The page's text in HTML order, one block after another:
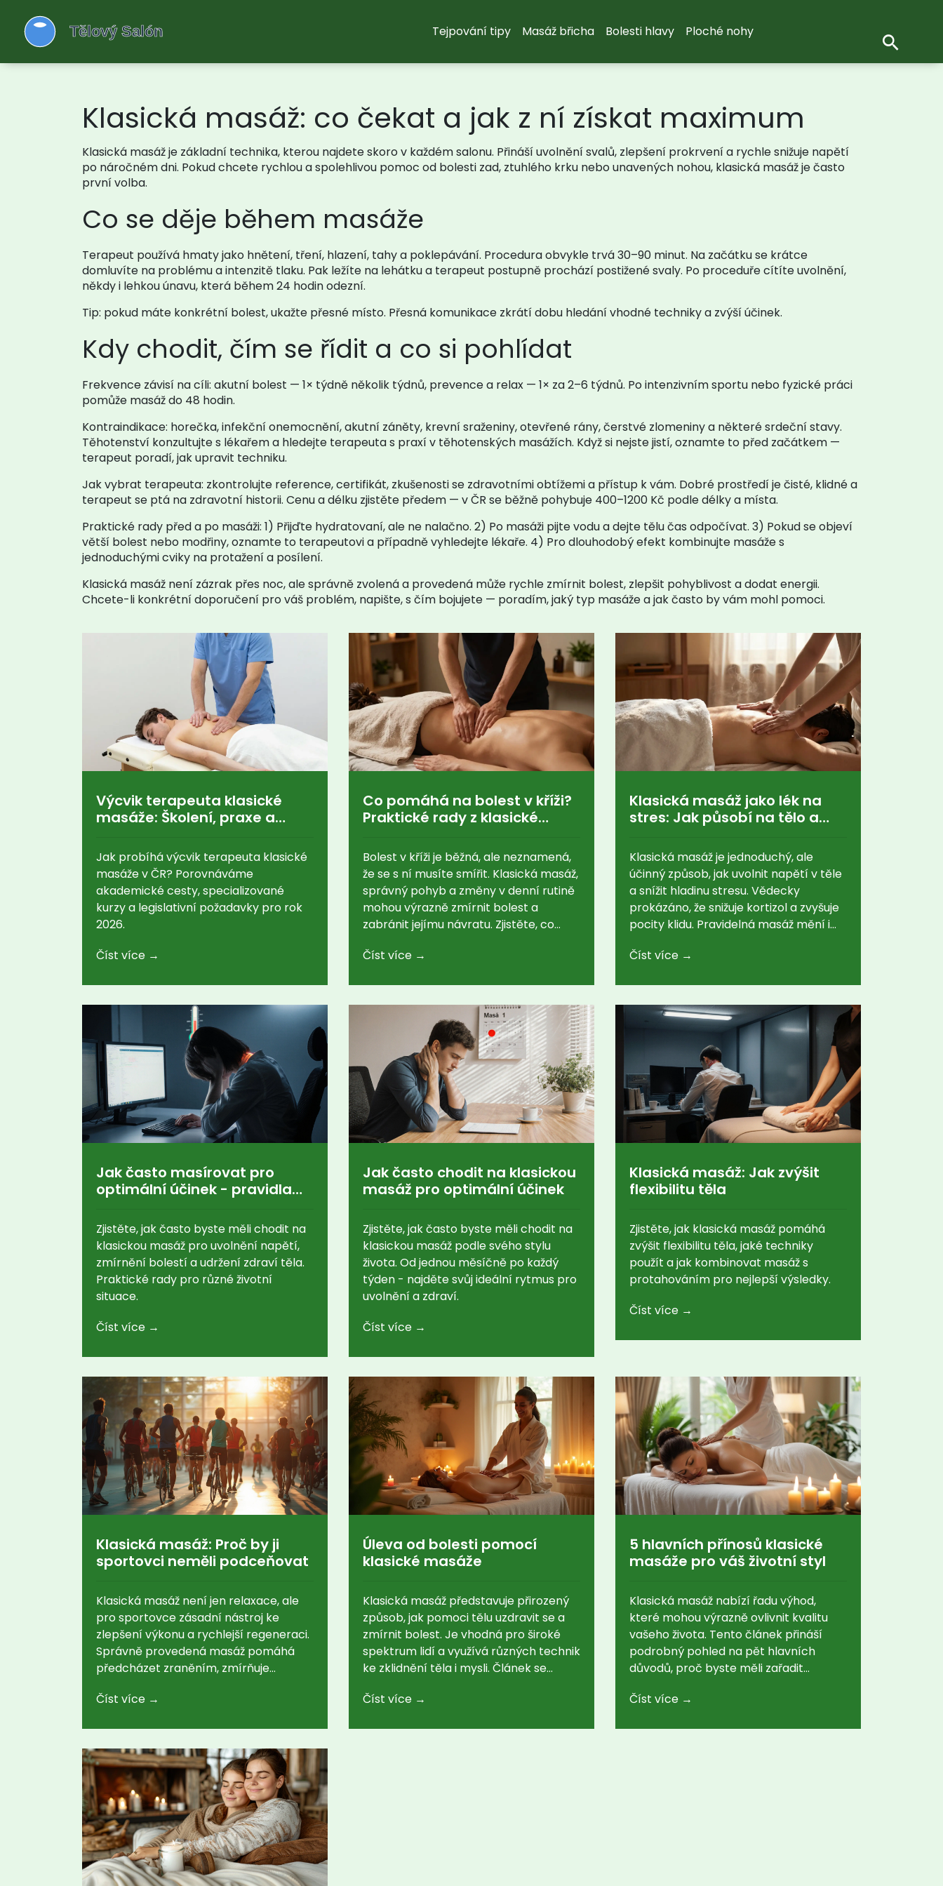
Tejpování tipy Masáž břicha Bolesti hlavy Ploché nohy
Klasická masáž: co čekat a jak z ní získat maximum
Klasická masáž je základní technika, kterou najdete skoro v každém salonu. Přináší uvolnění svalů, zlepšení prokrvení a rychle snižuje napětí
po náročném dni. Pokud chcete rychlou a spolehlivou pomoc od bolesti zad, ztuhlého krku nebo unavených nohou, klasická masáž je často
první volba.
Co se děje během masáže
Terapeut používá hmaty jako hnětení, tření, hlazení, tahy a poklepávání. Procedura obvykle trvá 30–90 minut. Na začátku se krátce
domluvíte na problému a intenzitě tlaku. Pak ležíte na lehátku a terapeut postupně prochází postižené svaly. Po proceduře cítíte uvolnění,
někdy i lehkou únavu, která během 24 hodin odezní.
Tip: pokud máte konkrétní bolest, ukažte přesné místo. Přesná komunikace zkrátí dobu hledání vhodné techniky a zvýší účinek.
Kdy chodit, čím se řídit a co si pohlídat
Frekvence závisí na cíli: akutní bolest — 1× týdně několik týdnů, prevence a relax — 1× za 2–6 týdnů. Po intenzivním sportu nebo fyzické práci
pomůže masáž do 48 hodin.
Kontraindikace: horečka, infekční onemocnění, akutní záněty, krevní sraženiny, otevřené rány, čerstvé zlomeniny a některé srdeční stavy.
Těhotenství konzultujte s lékařem a hledejte terapeuta s praxí v těhotenských masážích. Když si nejste jistí, oznamte to před začátkem —
terapeut poradí, jak upravit techniku.
Jak vybrat terapeuta: zkontrolujte reference, certifikát, zkušenosti se zdravotními obtížemi a přístup k vám. Dobré prostředí je čisté, klidné a
terapeut se ptá na zdravotní historii. Cenu a délku zjistěte předem — v ČR se běžně pohybuje 400–1200 Kč podle délky a místa.
Praktické rady před a po masáži: 1) Přijďte hydratovaní, ale ne nalačno. 2) Po masáži pijte vodu a dejte tělu čas odpočívat. 3) Pokud se objeví
větší bolest nebo modřiny, oznamte to terapeutovi a případně vyhledejte lékaře. 4) Pro dlouhodobý efekt kombinujte masáže s
jednoduchými cviky na protažení a posílení.
Klasická masáž není zázrak přes noc, ale správně zvolená a provedená může rychle zmírnit bolest, zlepšit pohyblivost a dodat energii.
Chcete-li konkrétní doporučení pro váš problém, napište, s čím bojujete — poradím, jaký typ masáže a jak často by vám mohl pomoci.
Výcvik terapeuta klasické
masáže: Školení, praxe a
Jak probíhá výcvik terapeuta klasické
masáže v ČR? Porovnáváme
akademické cesty, specializované
kurzy a legislativní požadavky pro rok
2026.
Číst více →
Co pomáhá na bolest v kříži?
Praktické rady z klasické
Bolest v kříži je běžná, ale neznamená,
že se s ní musíte smířit. Klasická masáž,
správný pohyb a změny v denní rutině
mohou výrazně zmírnit bolest a
zabránit jejímu návratu. Zjistěte, co
Číst více →
Klasická masáž jako lék na
stres: Jak působí na tělo a
Klasická masáž je jednoduchý, ale
účinný způsob, jak uvolnit napětí v těle
a snížit hladinu stresu. Vědecky
prokázáno, že snižuje kortizol a zvyšuje
pocity klidu. Pravidelná masáž mění i
reagují na každodenní tlaky.
Číst více →
Jak často masírovat pro
optimální účinek - pravidla
Zjistěte, jak často byste měli chodit na
klasickou masáž pro uvolnění napětí,
zmírnění bolestí a udržení zdraví těla.
Praktické rady pro různé životní
situace.
Číst více →
Jak často chodit na klasickou
masáž pro optimální účinek
Zjistěte, jak často byste měli chodit na
klasickou masáž podle svého stylu
života. Od jednou měsíčně po každý
týden - najděte svůj ideální rytmus pro
uvolnění a zdraví.
Číst více →
Klasická masáž: Jak zvýšit
flexibilitu těla
Zjistěte, jak klasická masáž pomáhá
zvýšit flexibilitu těla, jaké techniky
použít a jak kombinovat masáž s
protahováním pro nejlepší výsledky.
Číst více →
Klasická masáž: Proč by ji
sportovci neměli podceňovat
Klasická masáž není jen relaxace, ale
pro sportovce zásadní nástroj ke
zlepšení výkonu a rychlejší regeneraci.
Správně provedená masáž pomáhá
předcházet zraněním, zmírňuje
pohyblivost. Článek ukáže, na co dát
kvalitního maséra a kam za masáží
vyrazit. Všechno jednoduše a bez
složitostí.
Číst více →
Úleva od bolesti pomocí
klasické masáže
Klasická masáž představuje přirozený
způsob, jak pomoci tělu uzdravit se a
zmírnit bolest. Je vhodná pro široké
spektrum lidí a využívá různých technik
ke zklidnění těla i mysli. Článek se
lidí, kteří našli úlevu díky pravidelnému
Číst více →
5 hlavních přínosů klasické
masáže pro váš životní styl
Klasická masáž nabízí řadu výhod,
které mohou výrazně ovlivnit kvalitu
vašeho života. Tento článek přináší
podrobný pohled na pět hlavních
důvodů, proč byste měli zařadit
stylu. Zjistíte, jak masáž může pomoct s
Číst více →